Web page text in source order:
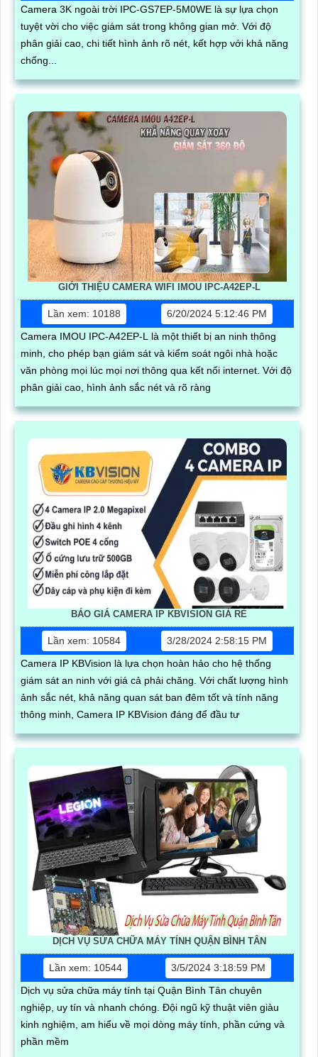
Camera 3K ngoài trời IPC-GS7EP-5M0WE là sự lựa chọn
tuyệt vời cho việc giám sát trong không gian mở. Với độ
phân giải cao, chi tiết hình ảnh rõ nét, kết hợp với khả năng
chống...
GIỚI THIỆU CAMERA WIFI IMOU IPC-A42EP-L
Lần xem: 10188
6/20/2024 5:12:46 PM
Camera IMOU IPC-A42EP-L là một thiết bị an ninh thông
minh, cho phép bạn giám sát và kiểm soát ngôi nhà hoặc
văn phòng mọi lúc mọi nơi thông qua kết nối internet. Với độ
phân giải cao, hình ảnh sắc nét và rõ ràng
BÁO GIÁ CAMERA IP KBVISION GIÁ RÈ
Lần xem: 10584
3/28/2024 2:58:15 PM
Camera IP KBVision là lựa chọn hoàn hảo cho hệ thống
giám sát an ninh với giá cả phải chăng. Với chất lượng hình
ảnh sắc nét, khả năng quan sát ban đêm tốt và tính năng
thông minh, Camera IP KBVision đáng để đầu tư
DỊCH VỤ SỬA CHỮA MÁY TÍNH QUẬN BÌNH TÂN
Lần xem: 10544
3/5/2024 3:18:59 PM
Dịch vụ sửa chữa máy tính tại Quận Bình Tân chuyên
nghiệp, uy tín và nhanh chóng. Đội ngũ kỹ thuật viên giàu
kinh nghiệm, am hiểu về mọi dòng máy tính, phần cứng và
phần mềm